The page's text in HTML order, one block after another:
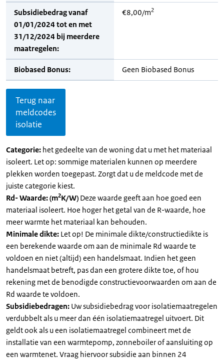
Subsidiebedrag vanaf
01/01/2024 tot en met
31/12/2024 bij meerdere
maatregelen:
€8,00/m2
Biobased Bonus: Geen Biobased Bonus
Terug naar
meldcodes
isolatie
Categorie: het gedeelte van de woning dat u met het materiaal
isoleert. Let op: sommige materialen kunnen op meerdere
plekken worden toegepast. Zorgt dat u de meldcode met de
juiste categorie kiest.
Rd- Waarde: (m2K/W) Deze waarde geeft aan hoe goed een
materiaal isoleert. Hoe hoger het getal van de R-waarde, hoe
meer warmte het materiaal kan behouden.
Minimale dikte: Let op! De minimale dikte/constructiedikte is
een berekende waarde om aan de minimale Rd waarde te
voldoen en niet (altijd) een handelsmaat. Indien het geen
handelsmaat betreft, pas dan een grotere dikte toe, of hou
rekening met de benodigde constructievoorwaarden om aan de
Rd waarde te voldoen.
Subsidiebedragen: Uw subsidiebedrag voor isolatiemaatregelen
verdubbelt als u meer dan één isolatiemaatregel uitvoert. Dit
geldt ook als u een isolatiemaatregel combineert met de
installatie van een warmtepomp, zonneboiler of aansluiting op
een warmtenet. Vraag hiervoor subsidie aan binnen 24